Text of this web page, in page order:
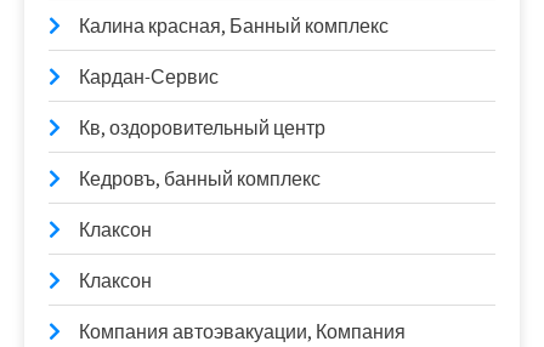
Калина красная, Банный комплекс
Кардан-Сервис
Кв, оздоровительный центр
Кедровъ, банный комплекс
Клаксон
Клаксон
Компания автоэвакуации, Компания